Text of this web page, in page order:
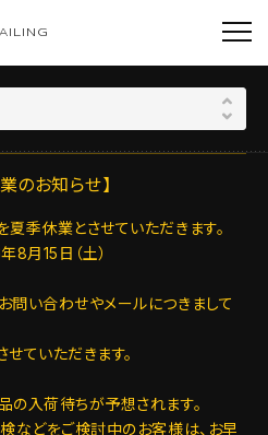
のお知らせ】
季休業とさせていただきます。
8月15日（土）
問い合わせやメールにつきまして
ていただきます。
の入荷待ちが予想されます。
などをご検討中のお客様は、お早